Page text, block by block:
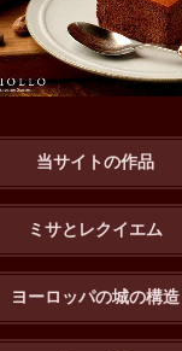
当サイトの作品
ミサとレクイエム
ヨーロッパの城の構造